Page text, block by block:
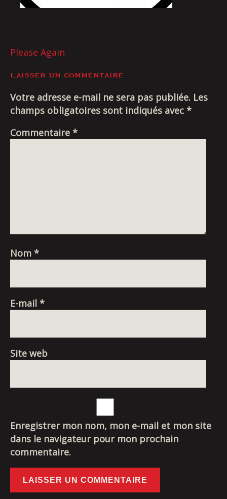
Livraison
NAVIGATION
DE
L’ARTICLE
Please Again
Laisser un commentaire
Votre adresse e-mail ne sera pas publiée. Les
champs obligatoires sont indiqués avec *
Commentaire *
Nom *
E-mail *
Site web
Enregistrer mon nom, mon e-mail et mon site
dans le navigateur pour mon prochain
commentaire.